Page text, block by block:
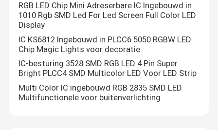
RGB LED Chip Mini Adreserbare IC Ingebouwd in
1010 Rgb SMD Led For Led Screen Full Color LED
Display
IC KS6812 Ingebouwd in PLCC6 5050 RGBW LED
Chip Magic Lights voor decoratie
IC-besturing 3528 SMD RGB LED 4 Pin Super
Bright PLCC4 SMD Multicolor LED Voor LED Strip
Multi Color IC ingebouwd RGB 2835 SMD LED
Multifunctionele voor buitenverlichting